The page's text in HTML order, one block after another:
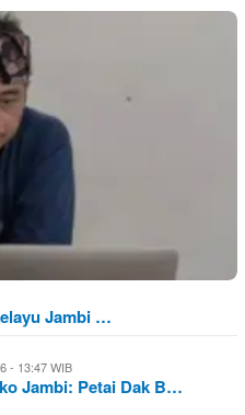
Jambi …
- 13:47 WIB
Jambi: Petai Dak B…